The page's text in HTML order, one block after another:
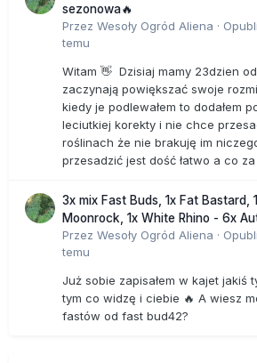
sezonowa🔥
Przez Wesoły Ogród Aliena ·
temu
Witam 👋 Dzisiaj mamy 23dzien
zaczynają powiększać swoje
kiedy je podlewałem to dodałem
leciutkiej korekty i nie chce
roślinach że nie brakuję im
przesadzić jest dość łatwo a co
3x mix Fast Buds, 1x Fat Bastard,
Moonrock, 1x White Rhino - 6x
Przez Wesoły Ogród Aliena ·
temu
Już sobie zapisałem w kajet jakiś
tym co widzę i ciebie 🔥 A wiesz
fastów od fast bud42?